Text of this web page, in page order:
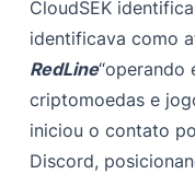
CloudSEK
identificava como
RedLine“operando
criptomoedas e
iniciou o contato
Discord,